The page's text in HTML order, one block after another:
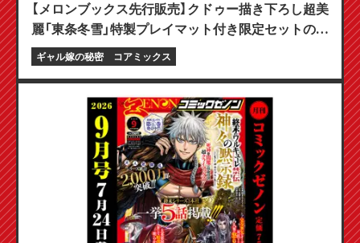
【メロンブックス先行販売】クドゥー描き下ろし超美
麗「東条冬雪」特製プレイマット付き限定セットの予
約受付開始！『ギャル嫁の秘密』最新第6巻が10月20
日発売予定！
ギャル嫁の秘密 コアミックス